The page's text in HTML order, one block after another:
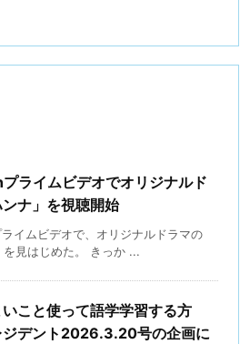
ライムビデオでオリジナルド
ナ」を視聴開始
イムビデオで、オリジナルドラマの
を見はじめた。 きっか ...
こと使って語学学習する方
ジデント2026.3.20号の企画に